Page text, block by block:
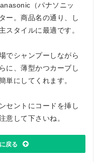
（パナソニッ
ー。商品名の通り、し
スタイルに最適です。
でシャンプーしながら
に、薄型かつカーブし
単にしてくれます。
セントにコードを挿し
意して下さいね。
戻る